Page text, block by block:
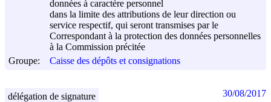
données à caractère personnel
dans la limite des attributions de leur direction ou
service respectif, qui seront transmises par le
Correspondant à la protection des données personnelles
à la Commission précitée
Groupe:
Caisse des dépôts et consignations
délégation de signature 30/08/2017